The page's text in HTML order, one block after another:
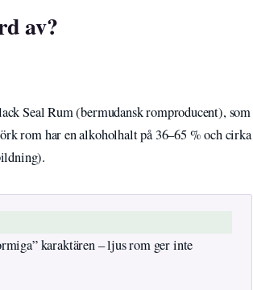
av?
Seal Rum (bermudansk romproducent), som
rom har en alkoholhalt på 36–65 % och cirka
karaktären – ljus rom ger inte